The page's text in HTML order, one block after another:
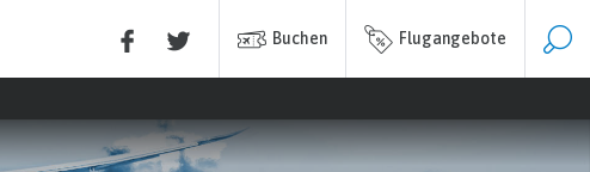
Buchen Flugangebote